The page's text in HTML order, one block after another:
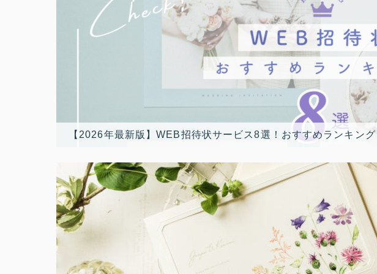
【2026年最新版】WEB招待状サービス8選！おすすめランキング